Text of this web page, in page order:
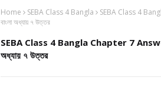
Home SEBA Class 4 Bangla
SEBA Class 4
বাংলা অধ্যায় ৭ উত্তর
SEBA Class 4 Bangla Chapter 7
অধ্যায় ৭ উত্তর